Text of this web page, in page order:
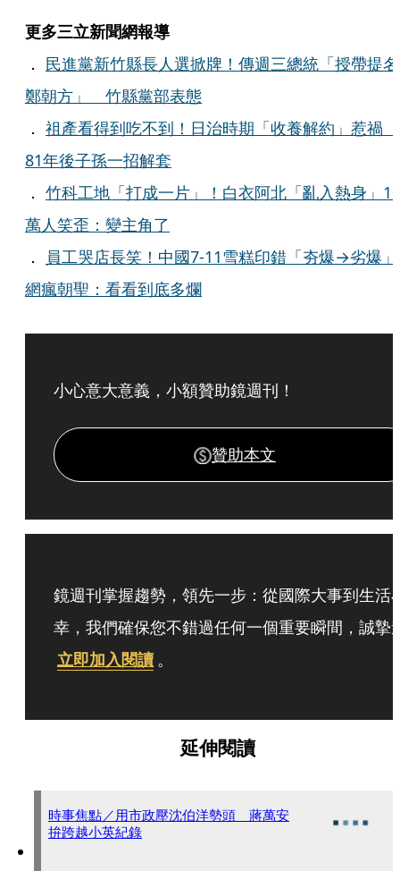
更多三立新聞網報導
． 民進黨新竹縣長人選掀牌！傳週三總統「授帶提名
鄭朝方」 竹縣黨部表態
． 祖產看得到吃不到！日治時期「收養解約」惹禍
81年後子孫一招解套
． 竹科工地「打成一片」！白衣阿北「亂入熱身」10
萬人笑歪：變主角了
．
員工哭店長笑！中國7-11雪糕印錯「夯爆→劣爆」
網瘋朝聖：看看到底多爛
小心意大意義，小額贊助鏡週刊！
贊助本文
鏡週刊掌握趨勢，領先一步：從國際大事到生活
幸，我們確保您不錯過任何一個重要瞬間，誠摯
立即加入閱讀 。
延伸閱讀
時事焦點／用市政壓沈伯洋勢頭 蔣萬安
拚跨越小英紀錄